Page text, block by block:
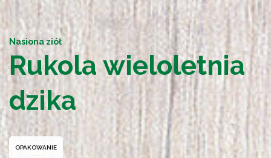
Nasiona ziół
Rukola wieloletnia
dzika
OPAKOWANIE